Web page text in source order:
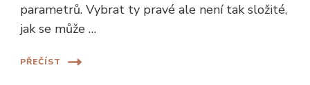
parametrů. Vybrat ty pravé ale není tak složité,
jak se může …
PŘEČÍST